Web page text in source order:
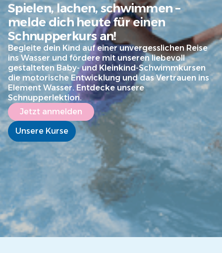
Spielen, lachen, schwimmen –
melde dich heute für einen
Schnupperkurs an!
Begleite dein Kind auf einer unvergesslichen Reise
ins Wasser und fördere mit unseren liebevoll
gestalteten Baby- und Kleinkind-Schwimmkursen
die motorische Entwicklung und das Vertrauen ins
Element Wasser. Entdecke unsere
Schnupperlektion.
Jetzt anmelden
Unsere Kurse